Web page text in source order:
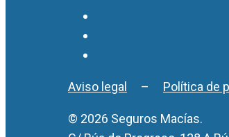
Aviso legal – Política de
© 2026 Seguros Macías.